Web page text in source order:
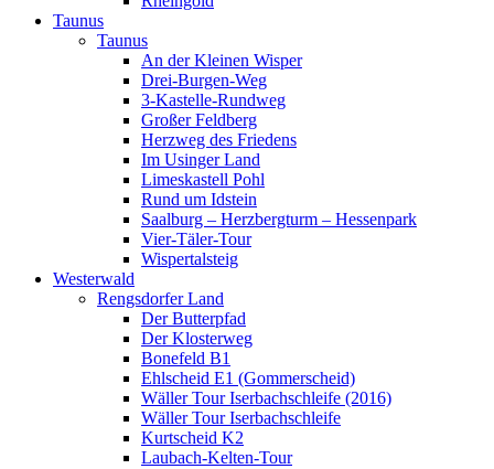
Taunus
Taunus
An der Kleinen Wisper
Drei-Burgen-Weg
3-Kastelle-Rundweg
Großer Feldberg
Herzweg des Friedens
Im Usinger Land
Limeskastell Pohl
Rund um Idstein
Saalburg – Herzbergturm – Hessenpark
Vier-Täler-Tour
Wispertalsteig
Westerwald
Rengsdorfer Land
Der Butterpfad
Der Klosterweg
Bonefeld B1
Ehlscheid E1 (Gommerscheid)
Wäller Tour Iserbachschleife (2016)
Wäller Tour Iserbachschleife
Kurtscheid K2
Laubach-Kelten-Tour